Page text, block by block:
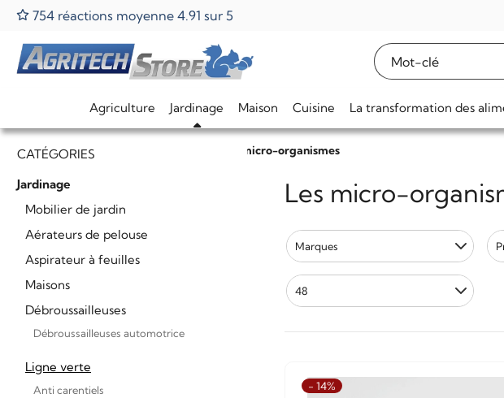
754 réactions moyenne 4.91 sur 5
Agriculture Jardinage Maison Cuisine La transformation des
Home Jardinage Les micro-organismes
CATÉGORIES
Jardinage
Mobilier de jardin
Aérateurs de pelouse
Aspirateur à feuilles
Maisons
Débroussailleuses
Débroussailleuses automotrice
Ligne verte
Anti carentiels
Les micro-
Marques
48
- 14%